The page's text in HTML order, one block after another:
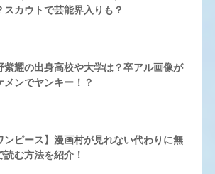
スカウトで芸能界入りも？
紫耀の出身高校や大学は？卒アル画像が
メンでヤンキー！？
ンピース】漫画村が見れない代わりに無
読む方法を紹介！